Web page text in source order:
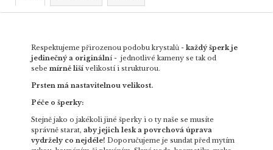
Respektujeme přirozenou podobu krystalů -každý šperkje
jedinečný a originální - jednotlivé kameny se tak od
sebemírně liší velikostí i strukturou.
Prsten má nastavitelnou velikost.
Péče o šperky:
Stejně jako o jakékoli jiné šperky i o ty naše se musíte
správně starat,aby jejich lesk a povrchová úprava
vydržely co nejdéle! Doporučujeme je sundat před mytím